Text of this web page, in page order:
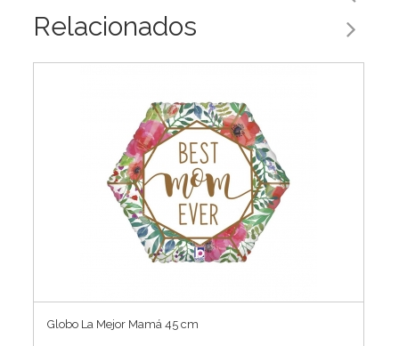
Relacionados
Globo La Mejor Mamá 45 cm